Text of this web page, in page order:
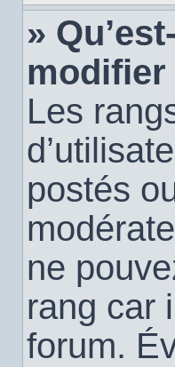
»
modifier
Les
postés
ne
rang car
forum.